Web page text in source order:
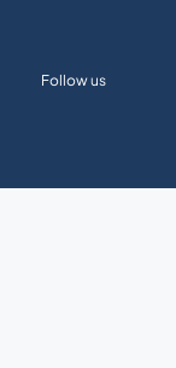
Follow us